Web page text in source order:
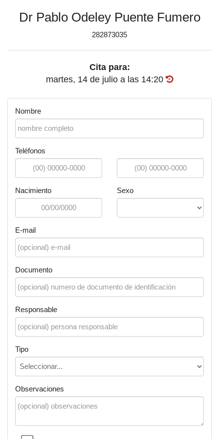
Dr Pablo Odeley Puente Fumero
282873035
Cita para:
martes, 14 de julio a las 14:20
Nombre
Teléfonos
Nacimiento Sexo
E-mail
Documento
Responsable
Tipo
Observaciones